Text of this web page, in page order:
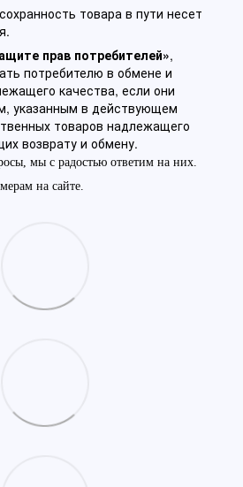
товара в пути несет
прав потребителей»,
потребителю в обмене и
качества, если они
указанным в действующем
товаров надлежащего
возврату и обмену.
мы с радостью ответим на них.
на сайте.